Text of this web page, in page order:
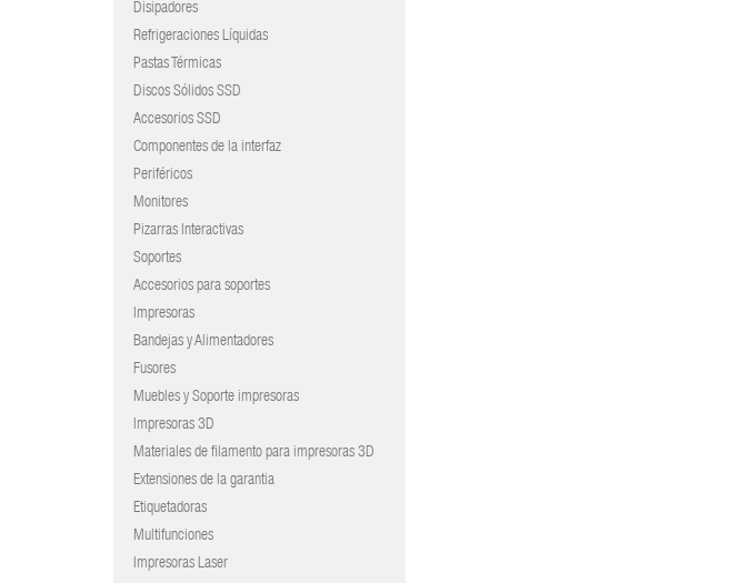
Disipadores
Refrigeraciones Líquidas
Pastas Térmicas
Discos Sólidos SSD
Accesorios SSD
Componentes de la interfaz
Periféricos
Monitores
Pizarras Interactivas
Soportes
Accesorios para soportes
Impresoras
Bandejas y Alimentadores
Fusores
Muebles y Soporte impresoras
Impresoras 3D
Materiales de filamento para impresoras 3D
Extensiones de la garantia
Etiquetadoras
Multifunciones
Impresoras Laser